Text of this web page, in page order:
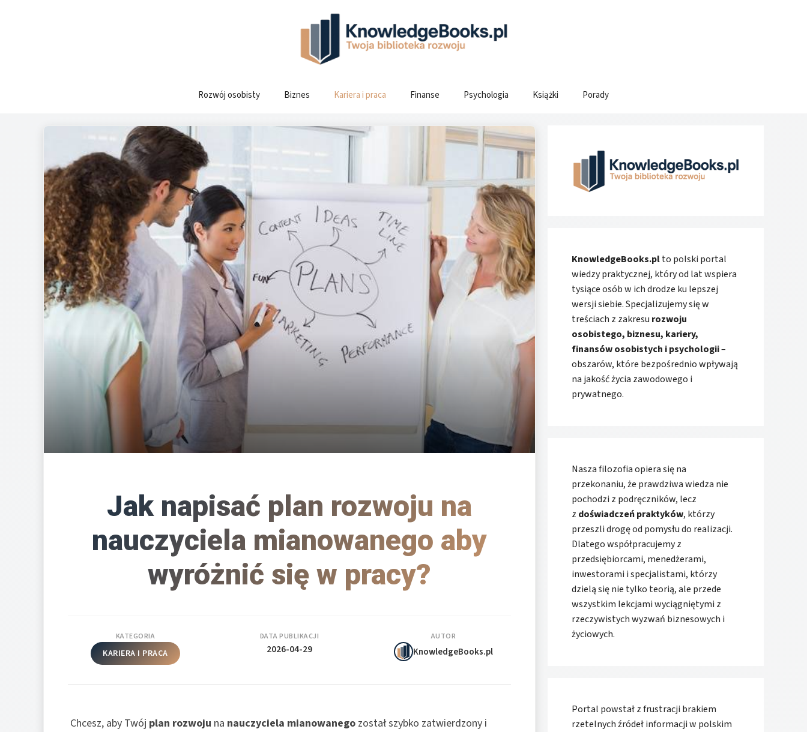
Rozwój osobisty Biznes Kariera i praca Finanse Psychologia Książki Porady
Jak napisać plan rozwoju na
nauczyciela mianowanego aby
wyróżnić się w pracy?
KATEGORIA
KARIERA I PRACA
DATA PUBLIKACJI
2026-04-29
AUTOR
KnowledgeBooks.pl
Chcesz, aby Twój plan rozwoju na nauczyciela mianowanego został szybko zatwierdzony i
KnowledgeBooks.plto polski portal
wiedzy praktycznej, który od lat wspiera
tysiące osób w ich drodze ku lepszej
wersji siebie. Specjalizujemy się w
treściach z zakresu rozwoju
osobistego, biznesu, kariery,
finansów osobistych i psychologii–
obszarów, które bezpośrednio wpływają
na jakość życia zawodowego i
prywatnego.
Nasza filozofia opiera się na
przekonaniu, że prawdziwa wiedza nie
pochodzi z podręczników, lecz
z doświadczeń praktyków, którzy
przeszli drogę od pomysłu do realizacji.
Dlatego współpracujemy z
przedsiębiorcami, menedżerami,
inwestorami i specjalistami, którzy
dzielą się nie tylko teorią, ale przede
wszystkim lekcjami wyciągniętymi z
rzeczywistych wyzwań biznesowych i
życiowych.
Portal powstał z frustracji brakiem
rzetelnych źródeł informacji w polskim